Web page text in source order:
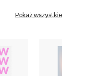
Pokaż wszystkie